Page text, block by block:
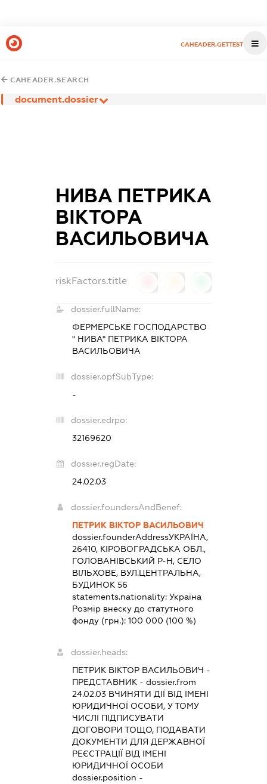
CAHEADER.GETTEST
CAHEADER.SEARCH
document.dossier
НИВА ПЕТРИКА
ВІКТОРА
ВАСИЛЬОВИЧА
riskFactors.title
dossier.fullName:
ФЕРМЕРСЬКЕ ГОСПОДАРСТВО
" НИВА" ПЕТРИКА ВІКТОРА
ВАСИЛЬОВИЧА
dossier.opfSubType:
-
dossier.edrpo:
32169620
dossier.regDate:
24.02.03
dossier.foundersAndBenef:
ПЕТРИК ВІКТОР ВАСИЛЬОВИЧ
dossier.founderAddressУКРАЇНА,
26410, КІРОВОГРАДСЬКА ОБЛ.,
ГОЛОВАНІВСЬКИЙ Р-Н, СЕЛО
ВІЛЬХОВЕ, ВУЛ.ЦЕНТРАЛЬНА,
БУДИНОК 56
statements.nationality: Україна
Розмір внеску до статутного
фонду (грн.): 100 000 (100 %)
dossier.heads:
ПЕТРИК ВІКТОР ВАСИЛЬОВИЧ -
ПРЕДСТАВНИК- dossier.from
24.02.03ВЧИНЯТИ ДІЇ ВІД ІМЕНІ
ЮРИДИЧНОЇ ОСОБИ, У ТОМУ
ЧИСЛІ ПІДПИСУВАТИ
ДОГОВОРИ ТОЩО, ПОДАВАТИ
ДОКУМЕНТИ ДЛЯ ДЕРЖАВНОЇ
РЕЄСТРАЦІЇ ВІД ІМЕНІ
ЮРИДИЧНОЇ ОСОБИ
dossier.position -